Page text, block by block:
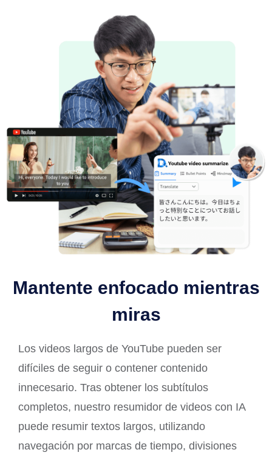
Mantente enfocado mientras
miras
Los videos largos de YouTube pueden ser
difíciles de seguir o contener contenido
innecesario. Tras obtener los subtítulos
completos, nuestro resumidor de videos con IA
puede resumir textos largos, utilizando
navegación por marcas de tiempo, divisiones